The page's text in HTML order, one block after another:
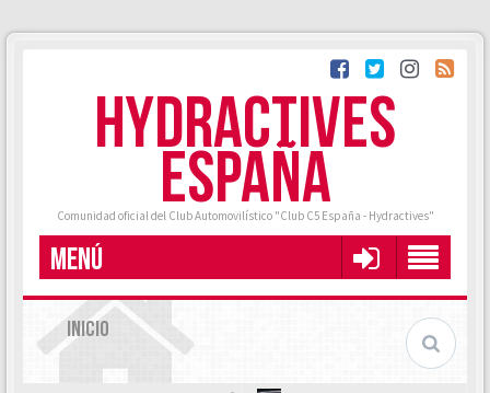
HYDRACTIVES
ESPAÑA
Comunidad oficial del Club Automovilístico "Club C5 España - Hydractives"
MENÚ
INICIO